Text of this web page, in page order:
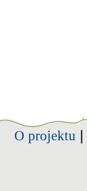
O projektu